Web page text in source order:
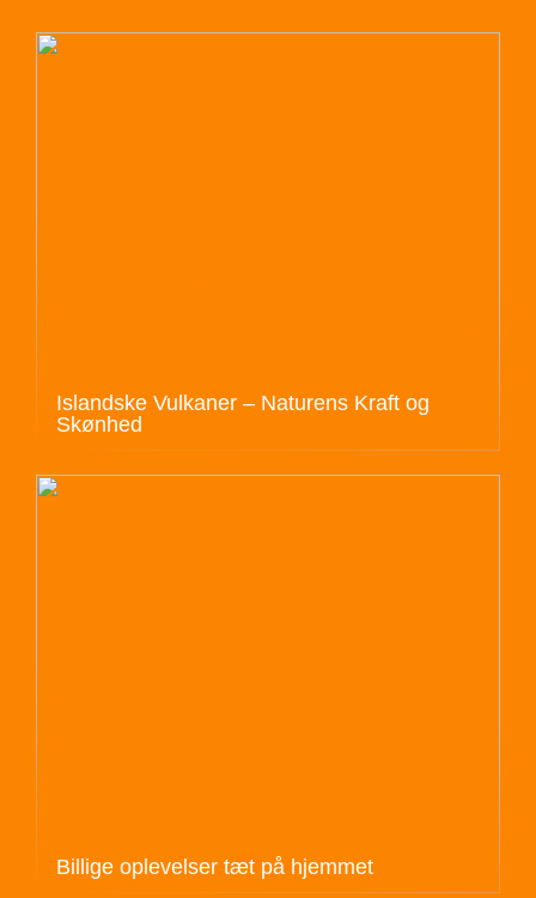
Islandske Vulkaner – Naturens Kraft og
Skønhed
Billige oplevelser tæt på hjemmet